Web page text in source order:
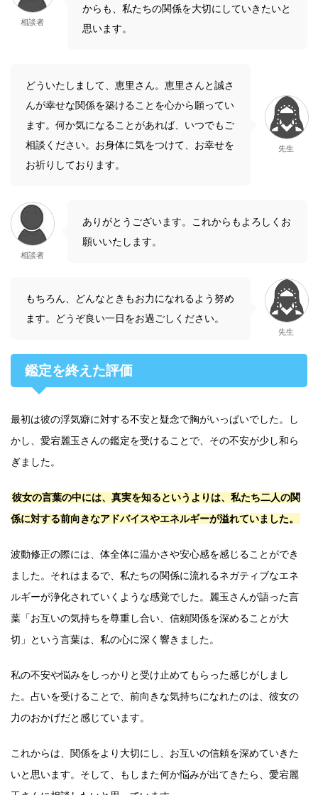
相談者
からも、私たちの関係を大切にしていきたいと
思います。
どういたしまして、恵里さん。恵里さんと誠さ
んが幸せな関係を築けることを心から願ってい
ます。何か気になることがあれば、いつでもご
相談ください。お身体に気をつけて、お幸せを
お祈りしております。
先生
相談者
ありがとうございます。これからもよろしくお
願いいたします。
もちろん、どんなときもお力になれるよう努め
ます。どうぞ良い一日をお過ごしください。
先生
鑑定を終えた評価
最初は彼の浮気癖に対する不安と疑念で胸がいっぱいでした。し
かし、愛宕麗玉さんの鑑定を受けることで、その不安が少し和ら
ぎました。
彼女の言葉の中には、真実を知るというよりは、私たち二人の関
係に対する前向きなアドバイスやエネルギーが溢れていました。
波動修正の際には、体全体に温かさや安心感を感じることができ
ました。それはまるで、私たちの関係に流れるネガティブなエネ
ルギーが浄化されていくような感覚でした。麗玉さんが語った言
葉「お互いの気持ちを尊重し合い、信頼関係を深めることが大
切」という言葉は、私の心に深く響きました。
私の不安や悩みをしっかりと受け止めてもらった感じがしまし
た。占いを受けることで、前向きな気持ちになれたのは、彼女の
力のおかげだと感じています。
これからは、関係をより大切にし、お互いの信頼を深めていきた
いと思います。そして、もしまた何か悩みが出てきたら、愛宕麗